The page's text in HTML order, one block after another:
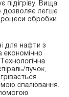
підігріву. Вища
дозволяє легше
обробки
для нафти з
економічно
пучок,
спалювання.